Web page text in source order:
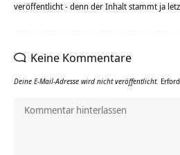
veröffentlicht - denn der Inhalt stammt ja
Keine Kommentare
Deine E-Mail-Adresse wird nicht veröffentlicht.